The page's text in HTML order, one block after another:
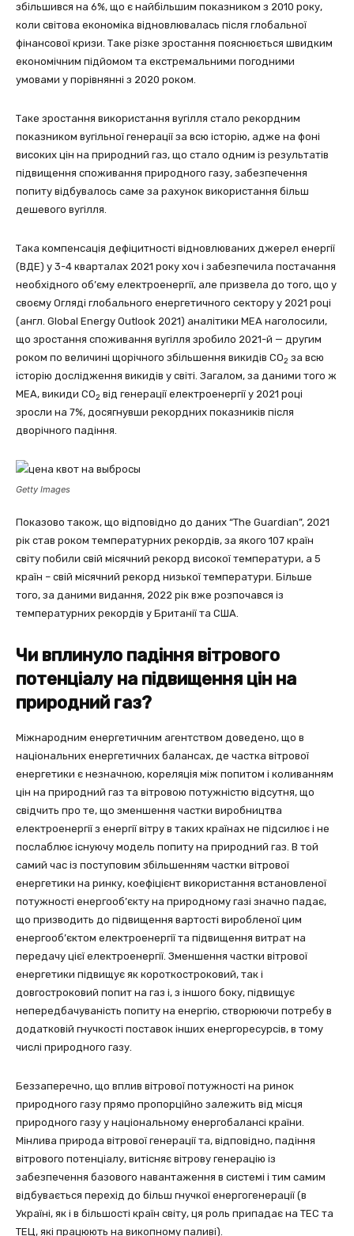
збільшився на 6%, що є найбільшим показником з 2010 року,
коли світова економіка відновлювалась після глобальної
фінансової кризи. Таке різке зростання пояснюється швидким
економічним підйомом та екстремальними погодними
умовами у порівнянні з 2020 роком.
Таке зростання використання вугілля стало рекордним
показником вугільної генерації за всю історію, адже на фоні
високих цін на природний газ, що стало одним із результатів
підвищення споживання природного газу, забезпечення
попиту відбувалось саме за рахунок використання більш
дешевого вугілля.
Така компенсація дефіцитності відновлюваних джерел енергії
(ВДЕ) у 3-4 кварталах 2021 року хоч і забезпечила постачання
необхідного об’єму електроенергії, але призвела до того, що у
своєму Огляді глобального енергетичного сектору у 2021 році
(англ. Global Energy Outlook 2021) аналітики МЕА наголосили,
що зростання споживання вугілля зробило 2021-й — другим
роком по величині щорічного збільшення викидів CO2 за всю
історію дослідження викидів у світі. Загалом, за даними того ж
МЕА, викиди CO2 від генерації електроенергії у 2021 році
зросли на 7%, досягнувши рекордних показників після
дворічного падіння.
Getty Images
Показово також, що відповідно до даних “The Guardian”, 2021
рік став роком температурних рекордів, за якого 107 країн
світу побили свій місячний рекорд високої температури, а 5
країн – свій місячний рекорд низької температури. Більше
того, за даними видання, 2022 рік вже розпочався із
температурних рекордів у Британії та США.
Чи вплинуло падіння вітрового
потенціалу на підвищення цін на
природний газ?
Міжнародним енергетичним агентством доведено, що в
національних енергетичних балансах, де частка вітрової
енергетики є незначною, кореляція між попитом і коливанням
цін на природний газ та вітровою потужністю відсутня, що
свідчить про те, що зменшення частки виробництва
електроенергії з енергії вітру в таких країнах не підсилює і не
послаблює існуючу модель попиту на природний газ. В той
самий час із поступовим збільшенням частки вітрової
енергетики на ринку, коефіцієнт використання встановленої
потужності енергооб’єкту на природному газі значно падає,
що призводить до підвищення вартості виробленої цим
енергооб’єктом електроенергії та підвищення витрат на
передачу цієї електроенергії. Зменшення частки вітрової
енергетики підвищує як короткостроковий, так і
довгостроковий попит на газ і, з іншого боку, підвищує
непередбачуваність попиту на енергію, створюючи потребу в
додатковій гнучкості поставок інших енергоресурсів, в тому
числі природного газу.
Беззаперечно, що вплив вітрової потужності на ринок
природного газу прямо пропорційно залежить від місця
природного газу у національному енергобалансі країни.
Мінлива природа вітрової генерації та, відповідно, падіння
вітрового потенціалу, витісняє вітрову генерацію із
забезпечення базового навантаження в системі і тим самим
відбувається перехід до більш гнучкої енергогенерації (в
Україні, як і в більшості країн світу, ця роль припадає на ТЕС та
ТЕЦ, які працюють на викопному паливі).